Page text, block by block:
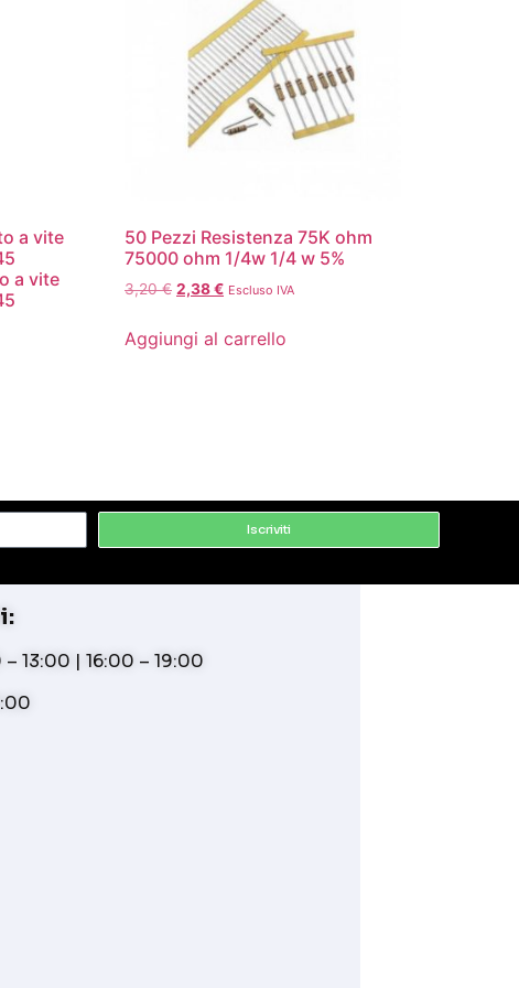
a vite
a vite
50 Pezzi Resistenza 75K ohm
75000 ohm 1/4w 1/4 w 5%
3,20€ 2,38€ Escluso IVA
Aggiungi al carrello
Iscriviti
13:00 | 16:00 – 19:00